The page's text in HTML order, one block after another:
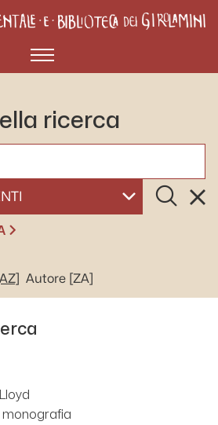
Menù
ricerca
Cerca
[AZ] Autore [ZA]
monografia